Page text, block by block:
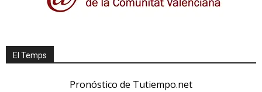
El Temps
Pronóstico de Tutiempo.net